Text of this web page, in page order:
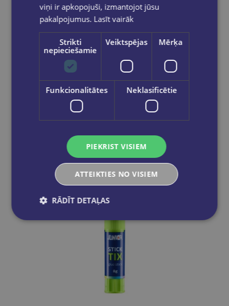
Līmes zīmulis, Stick Tix, 15 gr
€0.70
Ielikt grozā
viņi ir apkopojuši, izmantojot jūsu
pakalpojumus. Lasīt vairāk
Strikti
nepieciešamie
Veiktspējas Mērķa
Funkcionalitātes Neklasificētie
PIEKRIST VISIEM
ATTEIKTIES NO VISIEM
RĀDĪT DETAĻAS